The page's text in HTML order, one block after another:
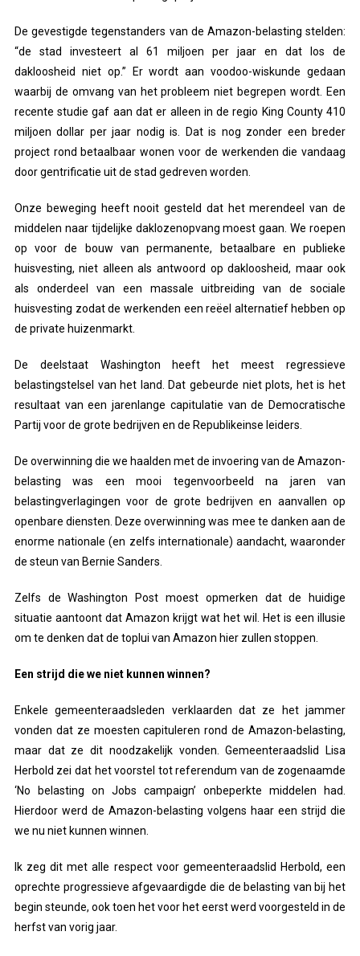
De gevestigde tegenstanders van de Amazon-belasting stelden:
“de stad investeert al 61 miljoen per jaar en dat los de
dakloosheid niet op.” Er wordt aan voodoo-wiskunde gedaan
waarbij de omvang van het probleem niet begrepen wordt. Een
recente studie gaf aan dat er alleen in de regio King County 410
miljoen dollar per jaar nodig is. Dat is nog zonder een breder
project rond betaalbaar wonen voor de werkenden die vandaag
door gentrificatie uit de stad gedreven worden.
Onze beweging heeft nooit gesteld dat het merendeel van de
middelen naar tijdelijke daklozenopvang moest gaan. We roepen
op voor de bouw van permanente, betaalbare en publieke
huisvesting, niet alleen als antwoord op dakloosheid, maar ook
als onderdeel van een massale uitbreiding van de sociale
huisvesting zodat de werkenden een reëel alternatief hebben op
de private huizenmarkt.
De deelstaat Washington heeft het meest regressieve
belastingstelsel van het land. Dat gebeurde niet plots, het is het
resultaat van een jarenlange capitulatie van de Democratische
Partij voor de grote bedrijven en de Republikeinse leiders.
De overwinning die we haalden met de invoering van de Amazon-
belasting was een mooi tegenvoorbeeld na jaren van
belastingverlagingen voor de grote bedrijven en aanvallen op
openbare diensten. Deze overwinning was mee te danken aan de
enorme nationale (en zelfs internationale) aandacht, waaronder
de steun van Bernie Sanders.
Zelfs de Washington Post moest opmerken dat de huidige
situatie aantoont dat Amazon krijgt wat het wil. Het is een illusie
om te denken dat de toplui van Amazon hier zullen stoppen.
Een strijd die we niet kunnen winnen?
Enkele gemeenteraadsleden verklaarden dat ze het jammer
vonden dat ze moesten capituleren rond de Amazon-belasting,
maar dat ze dit noodzakelijk vonden. Gemeenteraadslid Lisa
Herbold zei dat het voorstel tot referendum van de zogenaamde
‘No belasting on Jobs campaign’ onbeperkte middelen had.
Hierdoor werd de Amazon-belasting volgens haar een strijd die
we nu niet kunnen winnen.
Ik zeg dit met alle respect voor gemeenteraadslid Herbold, een
oprechte progressieve afgevaardigde die de belasting van bij het
begin steunde, ook toen het voor het eerst werd voorgesteld in de
herfst van vorig jaar.